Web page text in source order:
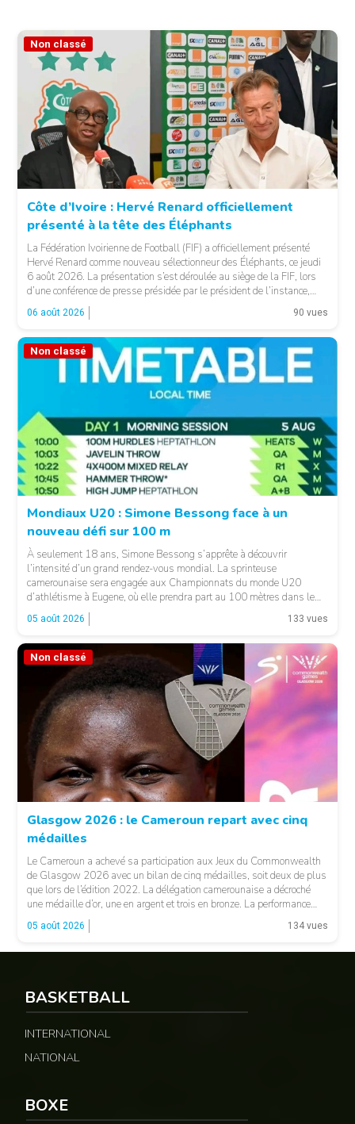
© FIF
Non classé
Côte d’Ivoire : Hervé Renard officiellement
présenté à la tête des Éléphants
La Fédération Ivoirienne de Football (FIF) a officiellement présenté
Hervé Renard comme nouveau sélectionneur des Éléphants, ce jeudi
6 août 2026. La présentation s’est déroulée au siège de la FIF, lors
d’une conférence de presse présidée par le président de l’instance,
Yacine Idriss Diallo, en présence de plusieurs membres du Comité
exécutif. Cette nomination intervient […]
06 août 2026 90 vues
Non classé
Mondiaux U20 : Simone Bessong face à un
nouveau défi sur 100 m
À seulement 18 ans, Simone Bessong s’apprête à découvrir
l’intensité d’un grand rendez-vous mondial. La sprinteuse
camerounaise sera engagée aux Championnats du monde U20
d’athlétisme à Eugene, où elle prendra part au 100 mètres dans le
heat 7. Pour son entrée en lice, la jeune Camerounaise devra se
mesurer à une concurrence relevée. Une première […]
05 août 2026 133 vues
Non classé
Glasgow 2026 : le Cameroun repart avec cinq
médailles
Le Cameroun a achevé sa participation aux Jeux du Commonwealth
de Glasgow 2026 avec un bilan de cinq médailles, soit deux de plus
que lors de l’édition 2022. La délégation camerounaise a décroché
une médaille d’or, une en argent et trois en bronze. La performance
majeure est venue d’Emmanuel Eseme. Le sprinteur camerounais
s’est imposé […]
05 août 2026 134 vues
BASKETBALL
INTERNATIONAL
NATIONAL
BOXE